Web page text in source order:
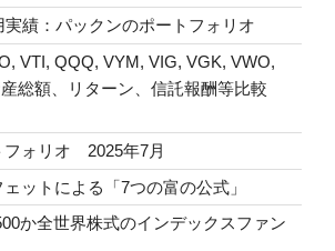
績：パックンのポートフォリオ
VTI, QQQ, VYM, VIG, VGK, VWO,
産総額、リターン、信託報酬等比較
フォリオ 2025年7月
ットによる「7つの富の公式」
か全世界株式のインデックスファン